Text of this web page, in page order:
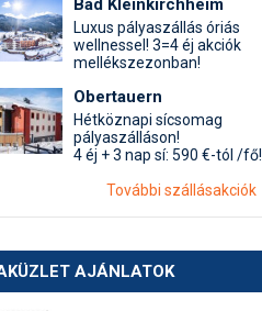
Bad Kleinkirchheim
Luxus pályaszállás óriás
wellnessel! 3=4 éj akciók
mellékszezonban!
Obertauern
Hétköznapi sícsomag
pályaszálláson!
4 éj + 3 nap sí: 590 €-tól /fő!
További szállásakciók
AJÁNLATOK